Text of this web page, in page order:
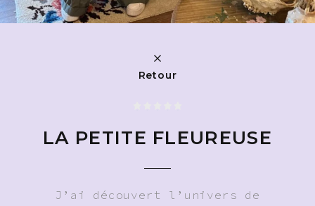
Retour
LA PETITE FLEUREUSE
J’ai découvert l’univers de